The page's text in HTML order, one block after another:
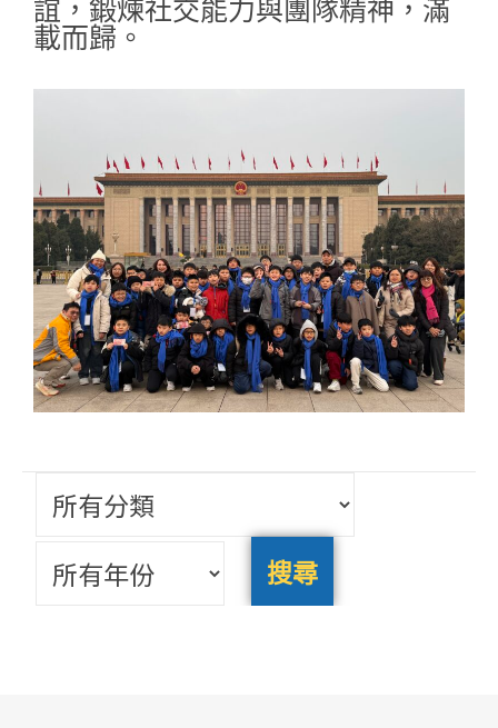
誼，鍛煉社交能力與團隊精神，滿
載而歸。